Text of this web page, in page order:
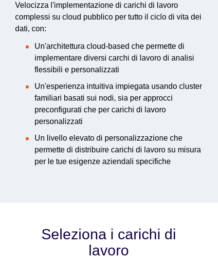
Velocizza l'implementazione di carichi di lavoro
complessi su cloud pubblico per tutto il ciclo di vita dei
dati, con:
Un'architettura cloud-based che permette di
implementare diversi carchi di lavoro di analisi
flessibili e personalizzati
Un'esperienza intuitiva impiegata usando cluster
familiari basati sui nodi, sia per approcci
preconfigurati che per carichi di lavoro
personalizzati
Un livello elevato di personalizzazione che
permette di distribuire carichi di lavoro su misura
per le tue esigenze aziendali specifiche
Seleziona i carichi di
lavoro